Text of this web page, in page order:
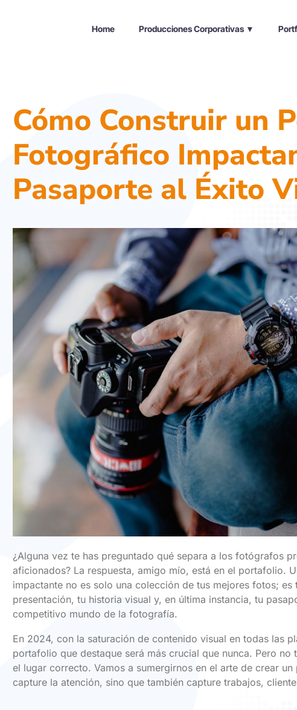
Home Producciones Corporativas ▼
Cómo Construir un
Fotográfico
Pasaporte al Éxito
¿Alguna vez te has preguntado qué separa a los fotógrafos
aficionados? La respuesta, amigo mío, está en el portafolio.
impactante no es solo una colección de tus mejores fotos; es
presentación, tu historia visual y, en última instancia, tu
competitivo mundo de la fotografía.
En 2024, con la saturación de contenido visual en todas las
portafolio que destaque será más crucial que nunca. Pero no
el lugar correcto. Vamos a sumergirnos en el arte de crear
capture la atención, sino que también capture trabajos,